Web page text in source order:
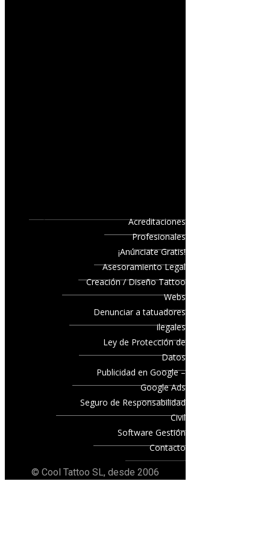
Acreditaciones
Profesionales
¡Anúnciate Gratis!
Asesoramiento Legal
Creación / Diseño Tattoo
Webs
Denunciar a tatuadores
ilegales
Ley de Protección de
Datos
Publicidad en Google –
Google Ads
Seguro de Responsabilidad
Civil
Software Gestión
Contacto
© Cool Tattoo SL, desde 2006